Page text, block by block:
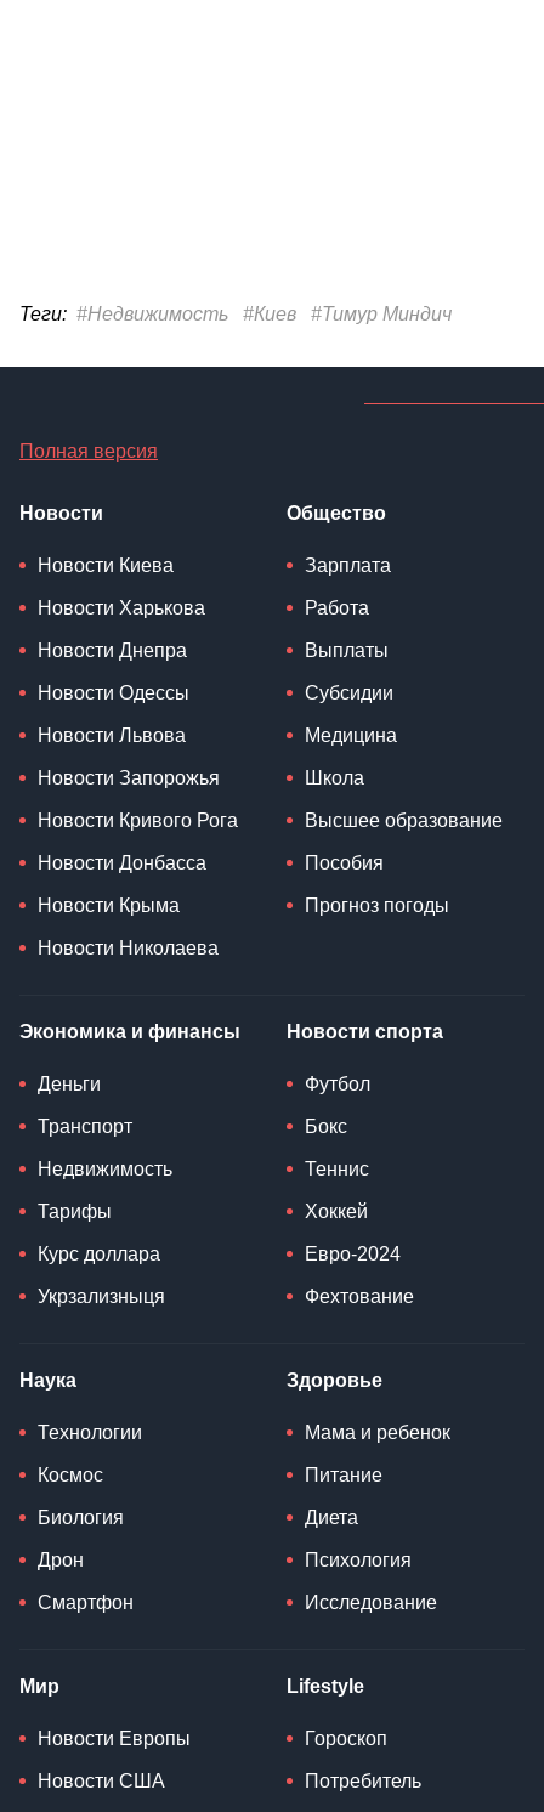
Теги: #Недвижимость #Киев #Тимур Миндич
Полная версия
Новости
Новости Киева
Новости Харькова
Новости Днепра
Новости Одессы
Новости Львова
Новости Запорожья
Новости Кривого Рога
Новости Донбасса
Новости Крыма
Новости Николаева
Общество
Зарплата
Работа
Выплаты
Субсидии
Медицина
Школа
Высшее образование
Пособия
Прогноз погоды
Экономика и финансы
Деньги
Транспорт
Недвижимость
Тарифы
Курс доллара
Укрзализныця
Новости спорта
Футбол
Бокс
Теннис
Хоккей
Евро-2024
Фехтование
Наука
Технологии
Космос
Биология
Дрон
Смартфон
Здоровье
Мама и ребенок
Питание
Диета
Психология
Исследование
Мир
Новости Европы
Новости США
Lifestyle
Гороскоп
Потребитель